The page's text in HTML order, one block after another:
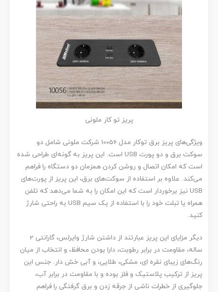
پریز تو کار ملونی
ویژگی‌های پریز برق توکار مدل 10056 شرکت ملونی شامل دو
سوکت برق و دو پورت USB است. این پریز به گونه‌ای طراحی شده
است که امکان اتصال و روشن کردن همزمان دو دستگاه را فراهم
می‌کند. علاوه بر استفاده از سوکت‌های برق، این پریز از پورت‌های
USB نیز برخوردار است که این امکان را به شما می‌دهد که تلفن
همراه یا تبلت خود را با استفاده از یک سیم USB به راحتی شارژ
کنید.
دیگر مزایای این پریز عبارتند از داشتن شارژ وایرلس، گارانتی 2
ساله، مقاومت در برابر رطوبت، دارا بودن محافظ، و انتخاب از میان
رنگ‌های زیبای نقره ای، مشکی، طلایی، و آبی خش دار. جنس این
پریز از ترکیب پلاستیک و فلز بوده و با مقاومت در برابر آب،
جلوگیری از خطرات ناشی از جرقه زدن و برق گرفتگی را فراهم